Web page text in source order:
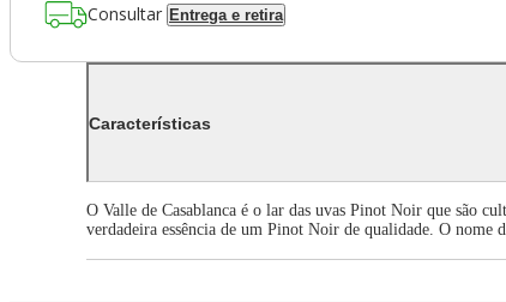
Consultar Entrega e retira
Características
O Valle de Casablanca é o lar das uvas Pinot Noir que são
verdadeira essência de um Pinot Noir de qualidade. O nome